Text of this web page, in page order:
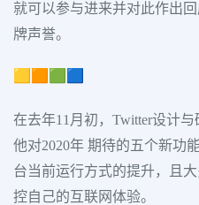
就可以参与进来并对此作出
牌声誉。
🟨🟧🟩🟦
在去年11月初，Twitter设计
他对2020年 期待的五个新功
台当前运行方式的提升，且
控自己的互联网体验。